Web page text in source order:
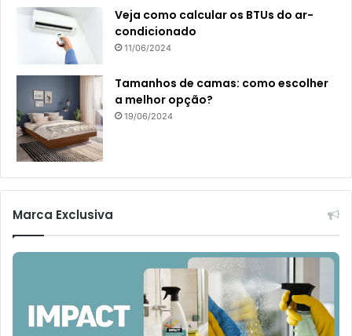
Veja como calcular os BTUs do ar-
condicionado
11/06/2024
Tamanhos de camas: como escolher
a melhor opção?
19/06/2024
Marca Exclusiva